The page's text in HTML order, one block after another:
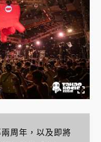
周年，以及即將